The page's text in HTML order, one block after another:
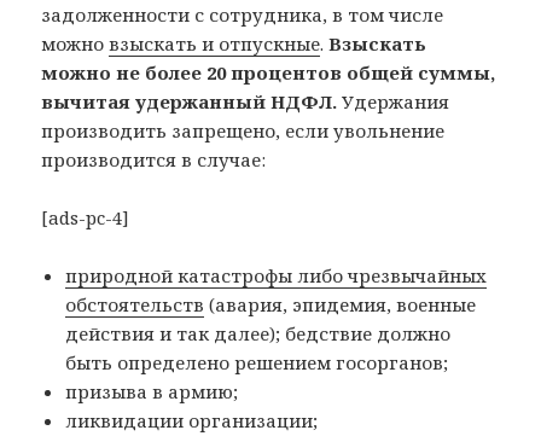
задолженности с сотрудника, в том числе
можновзыскать и отпускные.Взыскать
можно не более 20 процентов общей суммы,
вычитая удержанный НДФЛ. Удержания
производить запрещено, если увольнение
производится в случае:
[ads-pc-4]
природной катастрофы либо чрезвычайных
обстоятельств (авария, эпидемия, военные
действия и так далее); бедствие должно
быть определено решением госорганов;
призыва в армию;
ликвидации организации;